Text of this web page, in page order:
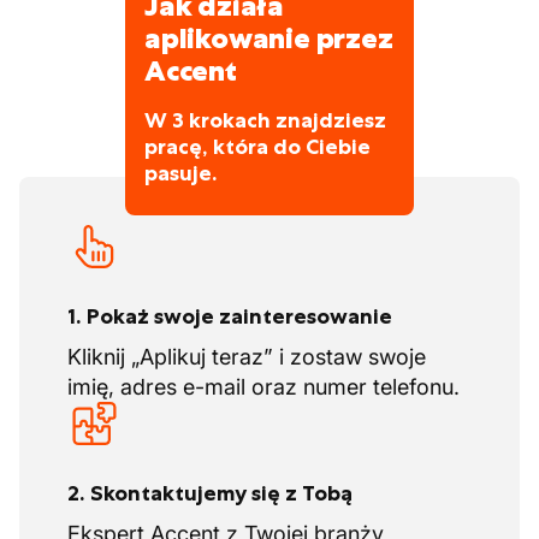
-Będziesz podróżować do i z miejsca pracy.
Będziesz pracować przez długi czas w
ograniczonej przestrzeni.
-Godziny pracy są regularne, ale mogą się
różnić w zależności od zadania i warunków
pogodowych.
-Muszisz być w stanie samodzielnie układać
płytki na jastrychu i przy użyciu kleju
-Cięcie płytek, wylewanie jastrychu,
wykonywanie pomiarów
-Znajomość malowania wnętrz
aplikowanie przez
Accent
W 3 krokach znajdziesz
pracę, która do Ciebie
pasuje.
1. Pokaż swoje zainteresowanie
Kliknij „Aplikuj teraz” i zostaw swoje
imię, adres e-mail oraz numer telefonu.
2. Skontaktujemy się z Tobą
Ekspert Accent z Twojej branży